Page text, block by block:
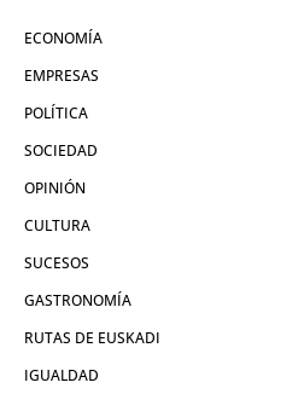
ECONOMÍA
EMPRESAS
POLÍTICA
SOCIEDAD
OPINIÓN
CULTURA
SUCESOS
GASTRONOMÍA
RUTAS DE EUSKADI
IGUALDAD